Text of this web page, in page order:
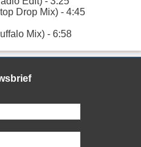
Drop Mix) - 4:45
Mix) - 6:58